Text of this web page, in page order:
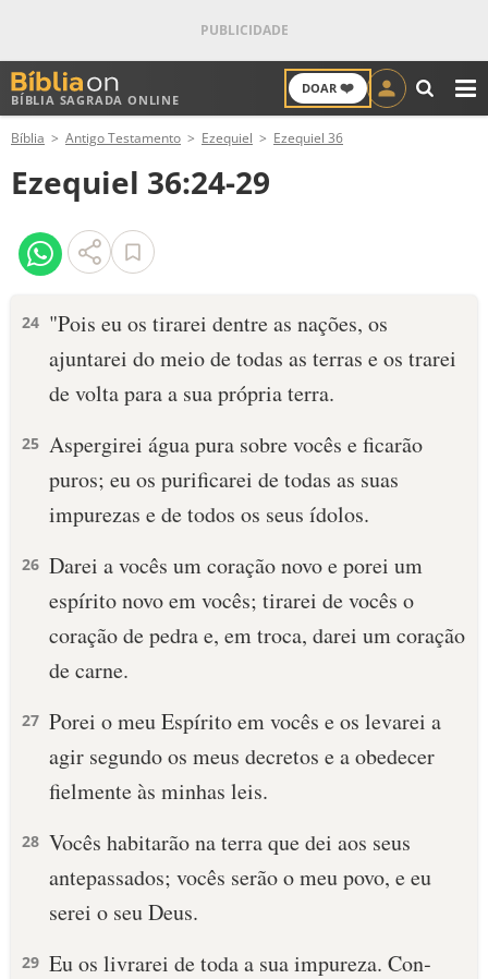
BÍBLIA SAGRADA ONLINE
DOAR ❤️
ANTIGO TESTAMENTO
NOVO TESTAMENTO
VERSÍCULOS
PALAVRA DO DIA
DEVOCIONAL DIÁRIO
10 MANDAMENTOS
ESBOÇOS DE PREGAÇÃO
PERGUNTE À BÍBLIA IA
LOJA BÍBLIAON
Bíblia Antigo Testamento Ezequiel Ezequiel 36
Ezequiel 36:24-29
24 "Pois eu os tirarei dentre as nações, os
ajuntarei do meio de todas as terras e os trarei
de volta para a sua própria terra.
25 Aspergirei água pura sobre vocês e ficarão
puros; eu os purificarei de todas as suas
impurezas e de todos os seus ídolos.
26 Darei a vocês um coração novo e porei um
espírito novo em vocês; tirarei de vocês o
coração de pedra e, em troca, darei um coração
de carne.
27 Porei o meu Espírito em vocês e os levarei a
agir segundo os meus decretos e a obedecer
fielmente às minhas leis.
28 Vocês habitarão na terra que dei aos seus
antepassados; vocês serão o meu povo, e eu
serei o seu Deus.
29 Eu os livrarei de toda a sua impureza. Con­